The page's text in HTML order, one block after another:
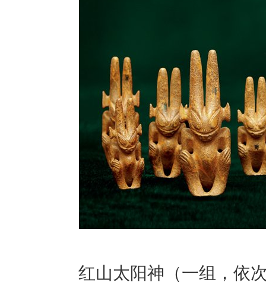
红山太阳神（一组，依